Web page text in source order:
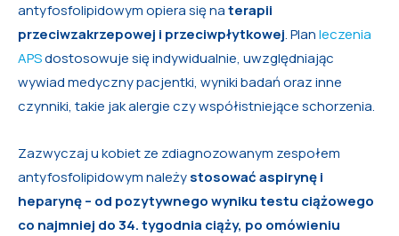
antyfosfolipidowym opiera się naterapii
przeciwzakrzepowej i przeciwpłytkowej. Planleczenia
APSdostosowuje się indywidualnie, uwzględniając
wywiad medyczny pacjentki, wyniki badań oraz inne
czynniki, takie jak alergie czy współistniejące schorzenia.
Zazwyczaj u kobiet ze zdiagnozowanym zespołem
antyfosfolipidowym należystosować aspirynę i
heparynę – od pozytywnego wyniku testu ciążowego
co najmniej do 34. tygodnia ciąży, po omówieniu